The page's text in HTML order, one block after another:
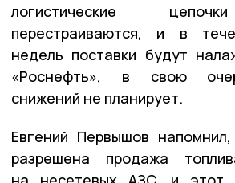
логистические
перестраиваются, и в
недель поставки будут
«Роснефть», в свою
снижений не планирует.
Евгений Первышов
разрешена продажа